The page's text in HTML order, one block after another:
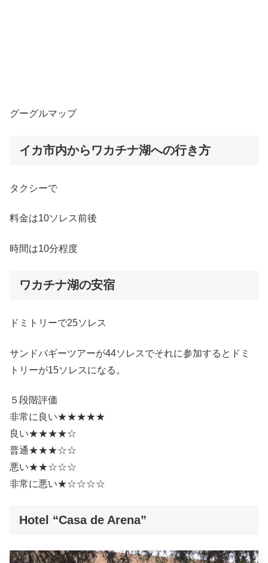
グーグルマップ
イカ市内からワカチナ湖への行き方
タクシーで
料金は10ソレス前後
時間は10分程度
ワカチナ湖の安宿
ドミトリーで25ソレス
サンドバギーツアーが44ソレスでそれに参加するとドミ
トリーが15ソレスになる。
５段階評価
非常に良い★★★★★
良い★★★★☆
普通★★★☆☆
悪い★★☆☆☆
非常に悪い★☆☆☆☆
Hotel “Casa de Arena”